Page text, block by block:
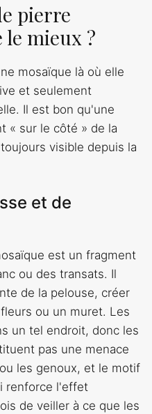
pierre
mieux ?
mosaïque là où elle
et seulement
Il est bon qu'une
« sur le côté » de la
visible depuis la
et de
est un fragment
ou des transats. Il
de la pelouse, créer
ou un muret. Les
un tel endroit, donc les
pas une menace
les genoux, et le motif
renforce l'effet
de veiller à ce que les